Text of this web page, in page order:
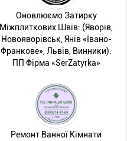
Оновлюємо Затирку
Міжплиткових Швів: (Яворів,
Новояворівськ, Янів «Івано-
Франкове», Львів, Винники).
ПП Фірма «SerZatyrka»
Ремонт Ванної Кімнати